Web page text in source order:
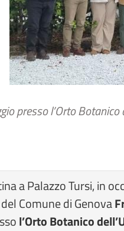
presso l’Orto
a Palazzo Tursi, in
Comune di Genova
l’Orto Botanico